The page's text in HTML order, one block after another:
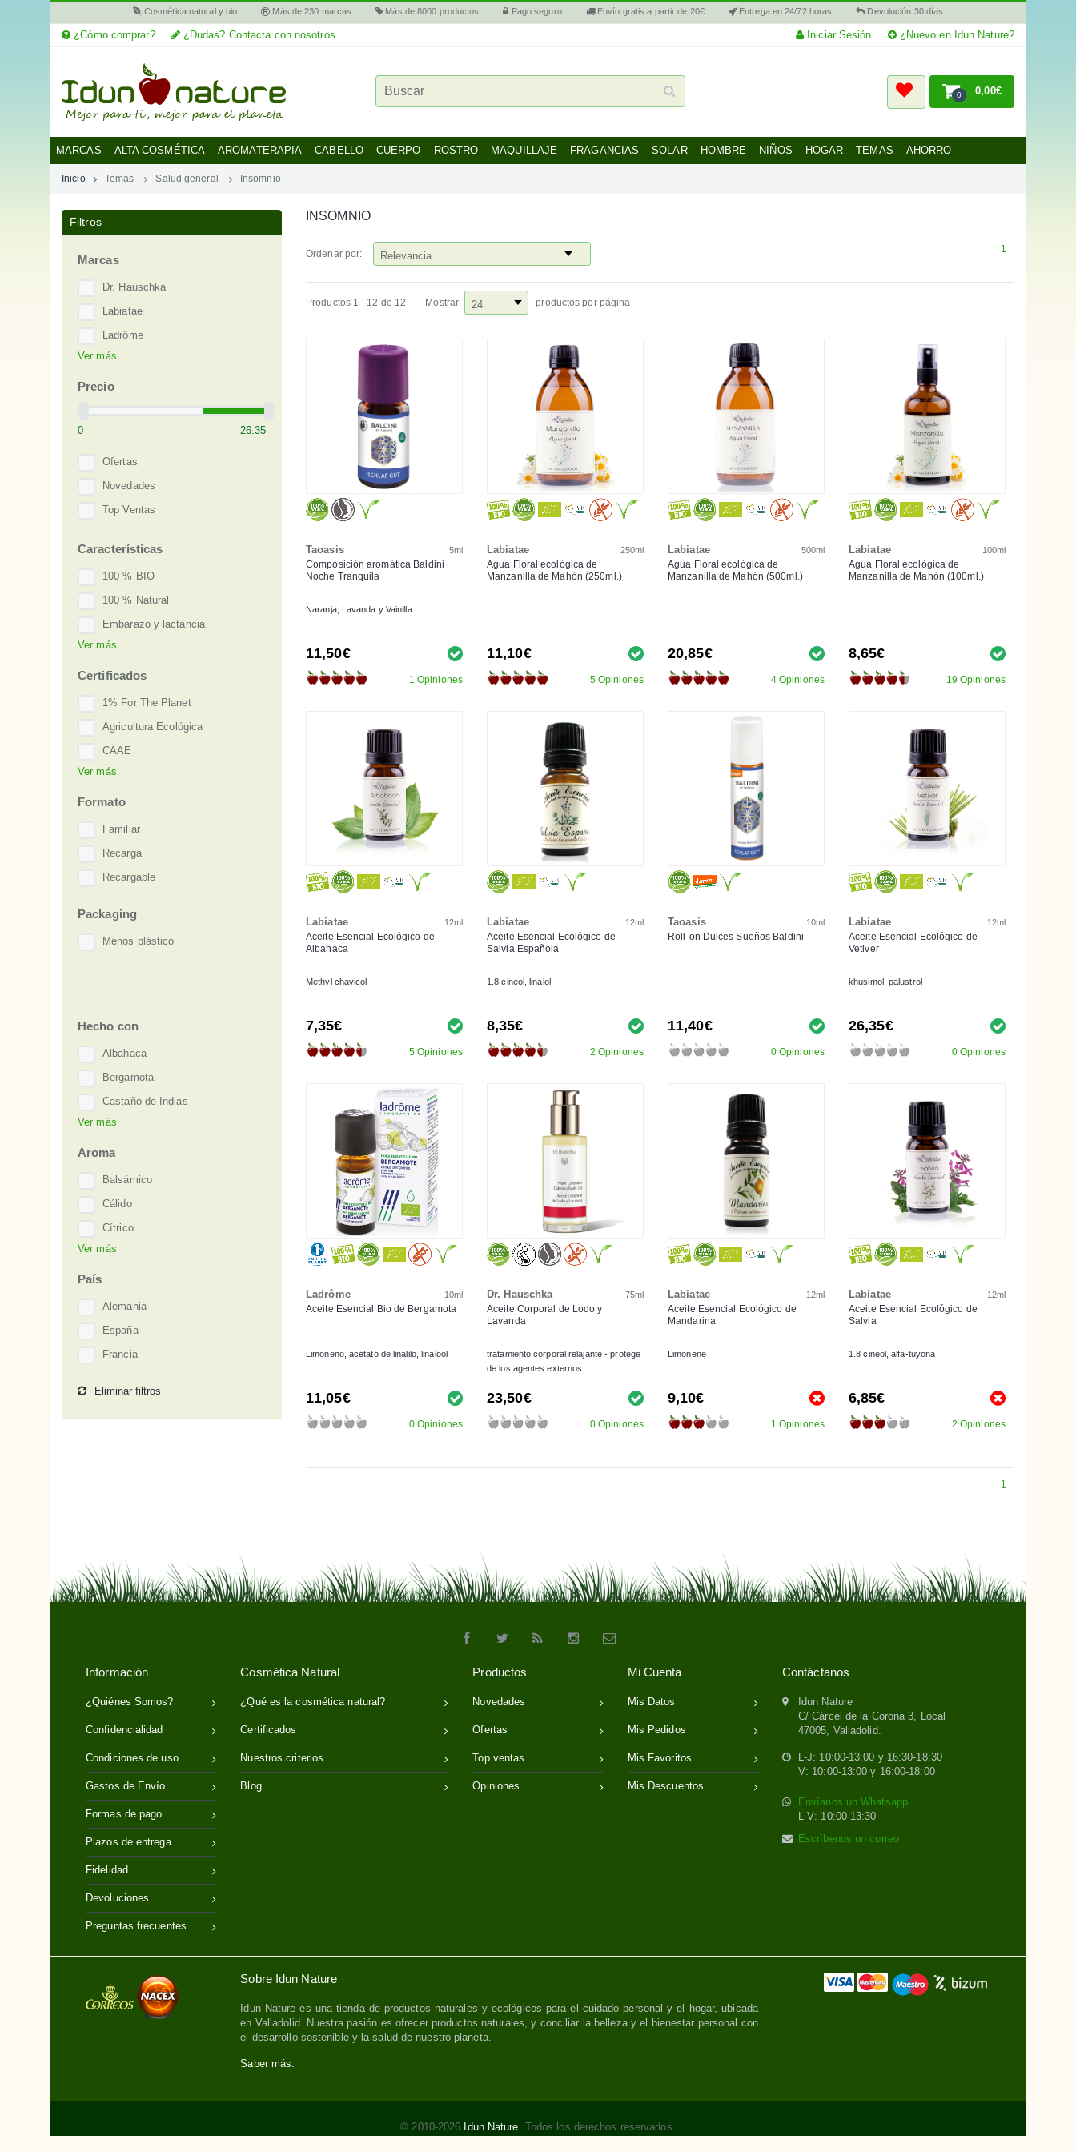
MARCAS
Cosmética natural y bio Más de 230 marcas Más de 8000 productos Pago seguro Envío gratis a partir de 20€ Entrega en 24/72 horas Devolución 30 días
¿Cómo comprar? ¿Dudas? Contacta con nosotros Iniciar Sesión ¿Nuevo en Idun Nature?
0 0,00€
MARCAS ALTA COSMÉTICA AROMATERAPIA CABELLO CUERPO ROSTRO MAQUILLAJE FRAGANCIAS SOLAR HOMBRE NIÑOS HOGAR TEMAS AHORRO
Inicio Temas Salud general Insomnio
Filtros
Marcas
Dr. Hauschka
Labiatae
Ladrôme
Taoasis
Ver más
Precio
Ofertas
Novedades
Top Ventas
Características
100 % BIO
100 % Natural
Embarazo y lactancia
Sin gluten
Vegan
Ver más
Certificados
1% For The Planet
Agricultura Ecológica
CAAE
Demeter
NaTrue
Ver más
Formato
Familiar
Recarga
Recargable
Packaging
Menos plástico
Hecho con
Albahaca
Bergamota
Castaño de Indias
Cola de Caballo
Jojoba
Karité
Lavanda
Mandarina
Manzanilla de Mahón o Santolina
Vetiver
Ver más
Aroma
Balsámico
Cálido
Cítrico
Dulce
Lavanda
Mandarina
Manzanilla
Ver más
País
Alemania
España
Francia
Eliminar filtros
INSOMNIO
Ordenar por: 1
Productos 1 - 12 de 12 Mostrar: productos por página
Taoasis 5ml
Composición aromática Baldini
Noche Tranquila
Naranja, Lavanda y Vainilla
11,50€
1 Opiniones
Labiatae 250ml
Agua Floral ecológica de
Manzanilla de Mahón (250ml.)
11,10€
5 Opiniones
Labiatae 500ml
Agua Floral ecológica de
Manzanilla de Mahón (500ml.)
20,85€
4 Opiniones
Labiatae 100ml
Agua Floral ecológica de
Manzanilla de Mahón (100ml.)
8,65€
19 Opiniones
Labiatae 12ml
Aceite Esencial Ecológico de
Albahaca
Methyl chavicol
7,35€
5 Opiniones
Labiatae 12ml
Aceite Esencial Ecológico de
Salvia Española
1.8 cineol, linalol
8,35€
2 Opiniones
Taoasis 10ml
Roll-on Dulces Sueños Baldini
11,40€
0 Opiniones
Labiatae 12ml
Aceite Esencial Ecológico de
Vetiver
khusimol, palustrol
26,35€
0 Opiniones
Ladrôme 10ml
Aceite Esencial Bio de Bergamota
Limoneno, acetato de linalilo, linalool
11,05€
0 Opiniones
Dr. Hauschka 75ml
Aceite Corporal de Lodo y
Lavanda
tratamiento corporal relajante - protege
de los agentes externos
23,50€
0 Opiniones
Labiatae 12ml
Aceite Esencial Ecológico de
Mandarina
Limonene
9,10€
1 Opiniones
Labiatae 12ml
Aceite Esencial Ecológico de
Salvia
1.8 cineol, alfa-tuyona
6,85€
2 Opiniones
1
Información
¿Quiénes Somos?
Confidencialidad
Condiciones de uso
Gastos de Envío
Formas de pago
Plazos de entrega
Fidelidad
Devoluciones
Preguntas frecuentes
Cosmética Natural
¿Qué es la cosmética natural?
Certificados
Nuestros criterios
Blog
Productos
Novedades
Ofertas
Top ventas
Opiniones
Mi Cuenta
Mis Datos
Mis Pedidos
Mis Favoritos
Mis Descuentos
Contáctanos
Idun Nature
C/ Cárcel de la Corona 3, Local
47005, Valladolid.
L-J: 10:00-13:00 y 16:30-18:30
V: 10:00-13:00 y 16:00-18:00
Envíanos un Whatsapp
L-V: 10:00-13:30
Escríbenos un correo
Sobre Idun Nature
Idun Nature es una tienda de productos naturales y ecológicos para el cuidado personal y el hogar, ubicada
en Valladolid. Nuestra pasión es ofrecer productos naturales, y conciliar la belleza y el bienestar personal con
el desarrollo sostenible y la salud de nuestro planeta.
Saber más.
© 2010-2026 Idun Nature . Todos los derechos reservados.